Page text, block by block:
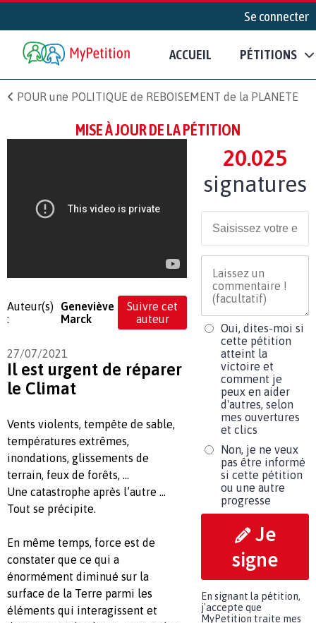
Se connecter
ACCUEIL PÉTITIONS
POUR une POLITIQUE de REBOISEMENT de la PLANETE
MISE À JOUR DE LA PÉTITION
Auteur(s)
:
Geneviève
Marck
Suivre cet
auteur
27/07/2021
Il est urgent de réparer
le Climat
Vents violents, tempête de sable,
températures extrêmes,
inondations, glissements de
terrain, feux de forêts, …
Une catastrophe après l’autre …
Tout se précipite.
En même temps, force est de
constater que ce qui a
énormément diminué sur la
surface de la Terre parmi les
éléments qui interagissent et
20.025
signatures
Oui, dites-moi si
cette pétition
atteint la
victoire et
comment je
peux en aider
d'autres, selon
mes ouvertures
et clics
Non, je ne veux
pas être informé
si cette pétition
ou une autre
progresse
Je
signe
En signant la pétition,
j'accepte que
MyPetition traite mes